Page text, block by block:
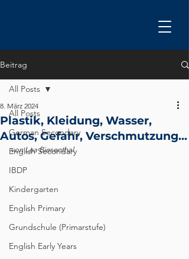
Beitrag
All Posts
German Secondary
English Secondary
IBDP
Kindergarten
English Primary
Grundschule (Primarstufe)
English Early Years
All Posts
Plastik, Kleidung, Wasser,
Autos, Gefahr, Verschmutzung...
8. März 2024
von Lea Biesenthal